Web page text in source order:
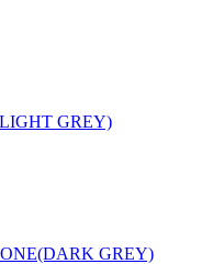
GREY)
GREY)